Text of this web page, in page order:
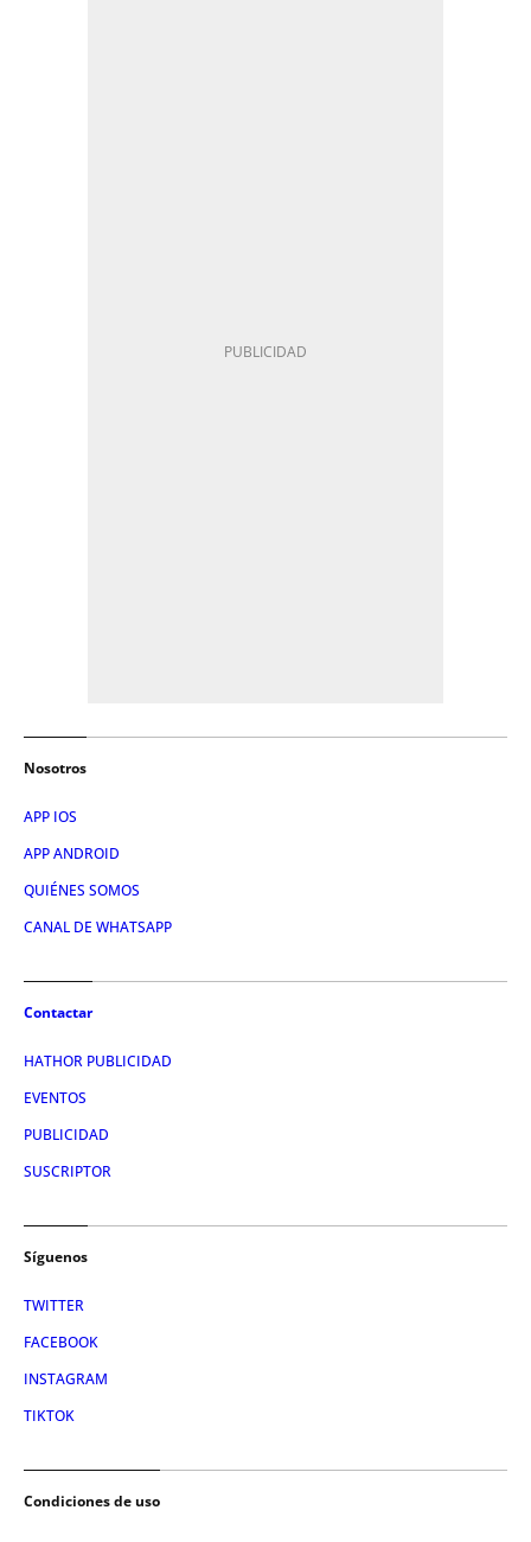
Nosotros
APP IOS
APP ANDROID
QUIÉNES SOMOS
CANAL DE WHATSAPP
Contactar
HATHOR PUBLICIDAD
EVENTOS
PUBLICIDAD
SUSCRIPTOR
Síguenos
TWITTER
FACEBOOK
INSTAGRAM
TIKTOK
Condiciones de uso